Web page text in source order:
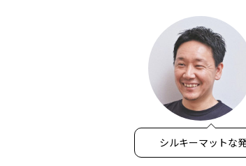
シルキーマットな